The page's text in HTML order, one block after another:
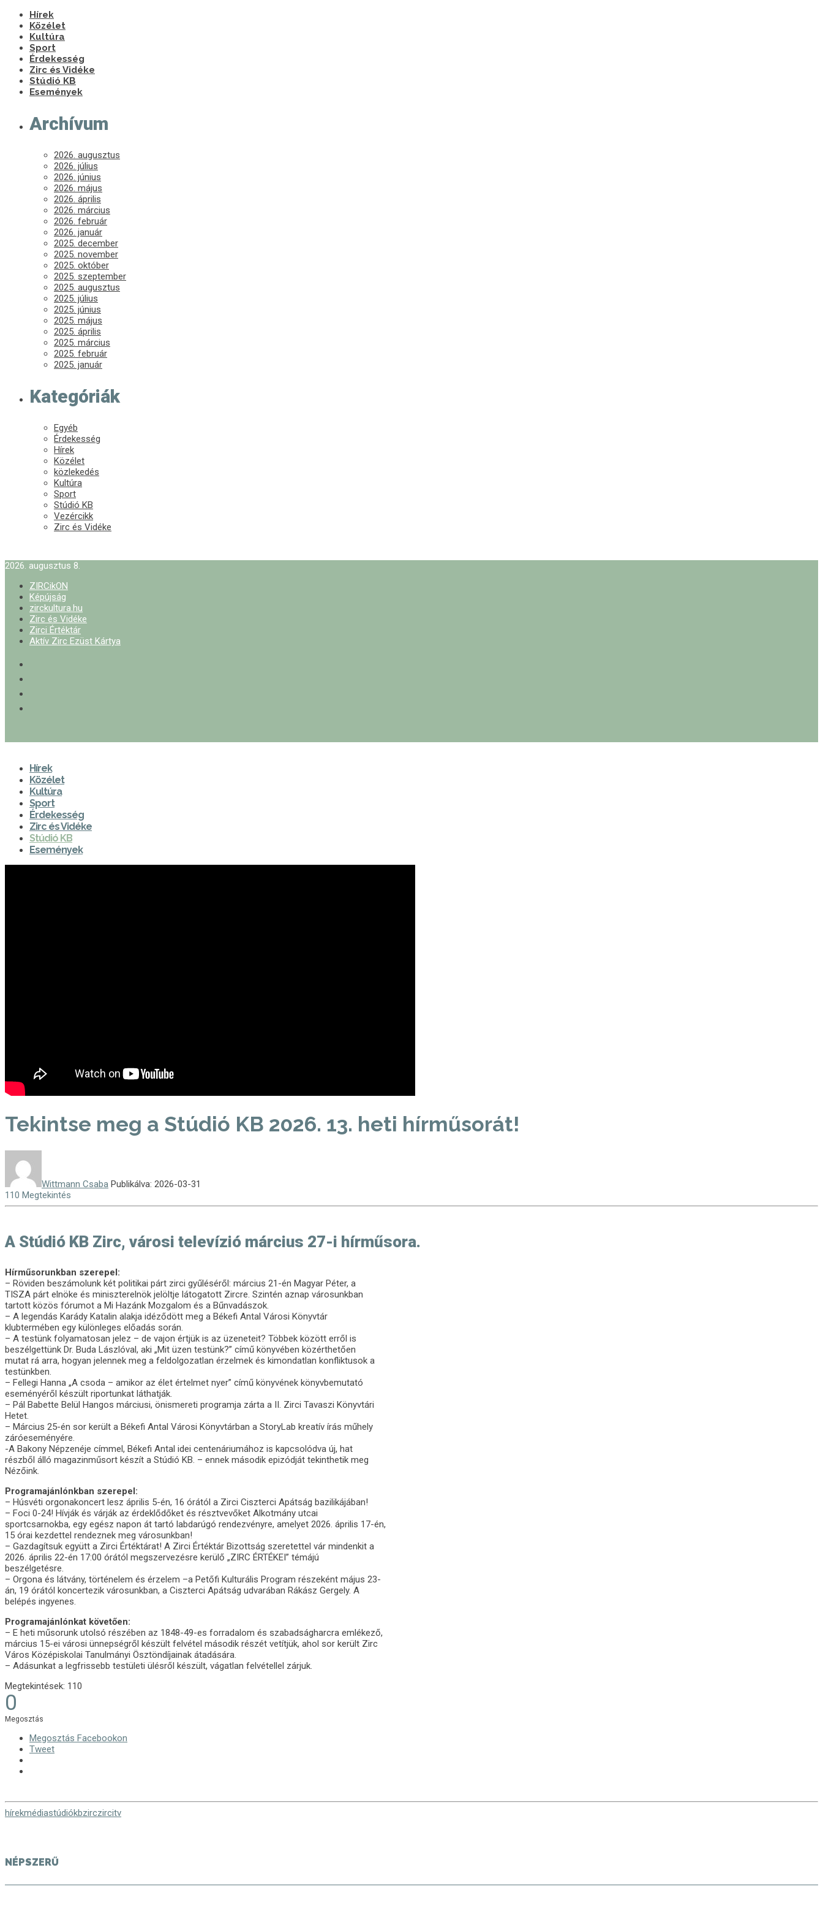
Hírek
Közélet
Kultúra
Sport
Érdekesség
Zirc és Vidéke
Stúdió KB
Események
Archívum
2026. augusztus
2026. július
2026. június
2026. május
2026. április
2026. március
2026. február
2026. január
2025. december
2025. november
2025. október
2025. szeptember
2025. augusztus
2025. július
2025. június
2025. május
2025. április
2025. március
2025. február
2025. január
Kategóriák
Egyéb
Érdekesség
Hírek
Közélet
közlekedés
Kultúra
Sport
Stúdió KB
Vezércikk
Zirc és Vidéke
2026. augusztus 8.
ZIRCikON
Képújság
zirckultura.hu
Zirc és Vidéke
Zirci Értéktár
Aktív Zirc Ezüst Kártya
Hírek
Közélet
Kultúra
Sport
Érdekesség
Zirc és Vidéke
Stúdió KB
Események
Tekintse meg a Stúdió KB 2026. 13. heti hírműsorát!
Wittmann Csaba Publikálva: 2026-03-31
110 Megtekintés
A Stúdió KB Zirc, városi televízió március 27-i hírműsora.
Hírműsorunkban szerepel:
– Röviden beszámolunk két politikai párt zirci gyűléséről: március 21-én Magyar Péter, a
TISZA párt elnöke és miniszterelnök jelöltje látogatott Zircre. Szintén aznap városunkban
tartott közös fórumot a Mi Hazánk Mozgalom és a Bűnvadászok.
– A legendás Karády Katalin alakja idéződött meg a Békefi Antal Városi Könyvtár
klubtermében egy különleges előadás során.
– A testünk folyamatosan jelez – de vajon értjük is az üzeneteit? Többek között erről is
beszélgettünk Dr. Buda Lászlóval, aki „Mit üzen testünk?” című könyvében közérthetően
mutat rá arra, hogyan jelennek meg a feldolgozatlan érzelmek és kimondatlan konfliktusok a
testünkben.
– Fellegi Hanna „A csoda – amikor az élet értelmet nyer” című könyvének könyvbemutató
eseményéről készült riportunkat láthatják.
– Pál Babette Belül Hangos márciusi, önismereti programja zárta a II. Zirci Tavaszi Könyvtári
Hetet.
– Március 25-én sor került a Békefi Antal Városi Könyvtárban a StoryLab kreatív írás műhely
záróeseményére.
-A Bakony Népzenéje címmel, Békefi Antal idei centenáriumához is kapcsolódva új, hat
részből álló magazinműsort készít a Stúdió KB. – ennek második epizódját tekinthetik meg
Nézőink.
Programajánlónkban szerepel:
– Húsvéti orgonakoncert lesz április 5-én, 16 órától a Zirci Ciszterci Apátság bazilikájában!
– Foci 0-24! Hívják és várják az érdeklődőket és résztvevőket Alkotmány utcai
sportcsarnokba, egy egész napon át tartó labdarúgó rendezvényre, amelyet 2026. április 17-én,
15 órai kezdettel rendeznek meg városunkban!
– Gazdagítsuk együtt a Zirci Értéktárat! A Zirci Értéktár Bizottság szeretettel vár mindenkit a
2026. április 22-én 17:00 órától megszervezésre kerülő „ZIRC ÉRTÉKEI” témájú
beszélgetésre.
– Orgona és látvány, történelem és érzelem –a Petőfi Kulturális Program részeként május 23-
án, 19 órától koncertezik városunkban, a Ciszterci Apátság udvarában Rákász Gergely. A
belépés ingyenes.
Programajánlónkat követően:
– E heti műsorunk utolsó részében az 1848-49-es forradalom és szabadságharcra emlékező,
március 15-ei városi ünnepségről készült felvétel második részét vetítjük, ahol sor került Zirc
Város Középiskolai Tanulmányi Ösztöndíjainak átadására.
– Adásunkat a legfrissebb testületi ülésről készült, vágatlan felvétellel zárjuk.
Megtekintések: 110
0
Megosztás
Megosztás Facebookon
Tweet
hírekmédiastúdiókbzirczircitv
NÉPSZERŰ